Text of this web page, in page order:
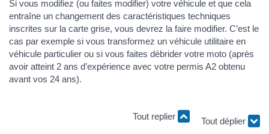
Si vous modifiez (ou faites modifier) votre véhicule et que cela
entraîne un changement des caractéristiques techniques
inscrites sur la carte grise, vous devrez la faire modifier. C’est le
cas par exemple si vous transformez un véhicule utilitaire en
véhicule particulier ou si vous faites débrider votre moto (après
avoir atteint 2 ans d’expérience avec votre permis A2 obtenu
avant vos 24 ans).
Tout replier
Tout déplier